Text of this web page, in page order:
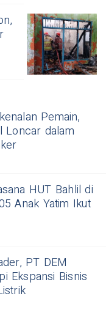
Pemain,
Loncar dalam
HUT Bahlil di
Anak Yatim Ikut
PT DEM
Ekspansi Bisnis